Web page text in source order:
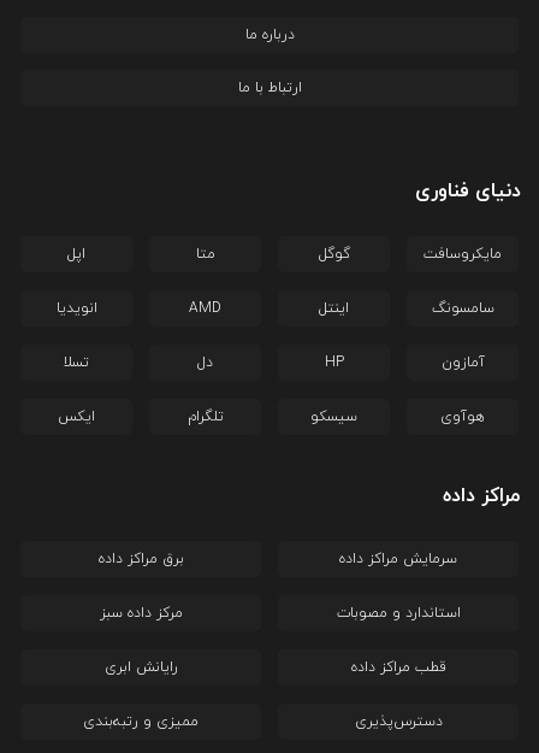
درباره ما
ارتباط با ما
دنیای فناوری
مایکروسافت گوگل متا اپل
سامسونگ اینتل AMD انویدیا
آمازون HP دل تسلا
هوآوی سیسکو تلگرام ایکس
مراکز داده
سرمایش مراکز داده برق مراکز داده
استاندارد و مصوبات مرکز داده سبز
قطب مراکز داده رایانش ابری
دسترس‌پذیری ممیزی و رتبه‌بندی